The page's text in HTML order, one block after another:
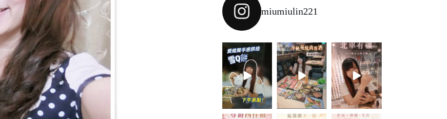
miumiulin221